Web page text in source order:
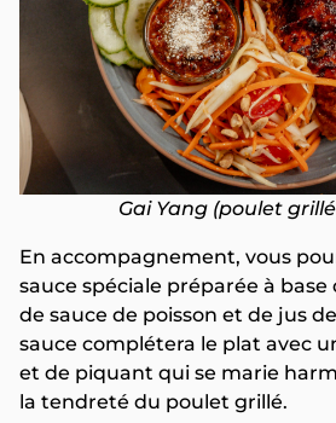
Gai Yang (poulet
En accompagnement, vous
sauce spéciale préparée à base
de sauce de poisson et de jus
sauce complétera le plat avec
et de piquant qui se marie
la tendreté du poulet grillé.